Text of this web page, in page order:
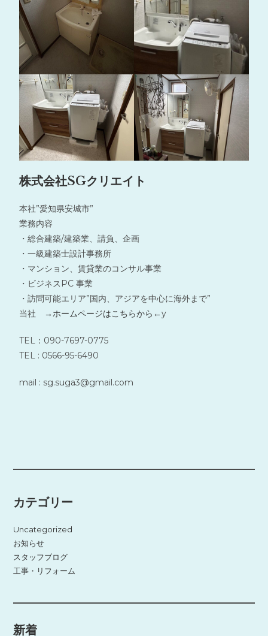
株式会社SGクリエイト
本社”愛知県安城市”
業務内容
・総合建築/建築業、請負、企画
・一級建築士設計事務所
・マンション、賃貸業のコンサル事業
・ビジネスPC 事業
・訪問可能エリア”国内、アジアを中心に海外まで”
当社 →ホームページはこちらから←y
TEL：090-7697-0775
TEL : 0566-95-6490
mail : sg.suga3@gmail.com
カテゴリー
Uncategorized
お知らせ
スタッフブログ
工事・リフォーム
新着